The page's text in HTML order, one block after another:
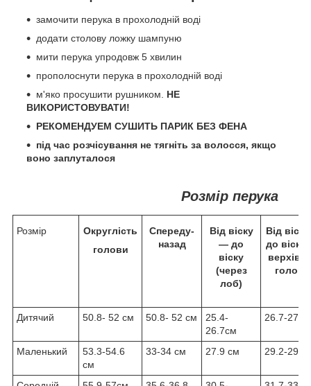
замочити перука в прохолодній воді
додати столову ложку шампуню
мити перука упродовж 5 хвилин
прополоснути перука в прохолодній воді
м'яко просушити рушником. НЕ
ВИКОРИСТОВУВАТИ!
РЕКОМЕНДУЕМ СУШИТЬ ПАРИК БЕЗ ФЕНА
під час розчісування не тягніть за волосся, якщо
воно заплуталося
Розмір перука
Розмір
Округлість
голови
Спереду-
назад
Від віску
— до
віску
(через
лоб)
Від
до віску
Дитячий 50.8- 52 см 50.8- 52 см
25.4-
26.7cм
26.7-27.9
Маленький
53.3-54.6
cм
33-34 cм 27.9 cм 29.2-29.8